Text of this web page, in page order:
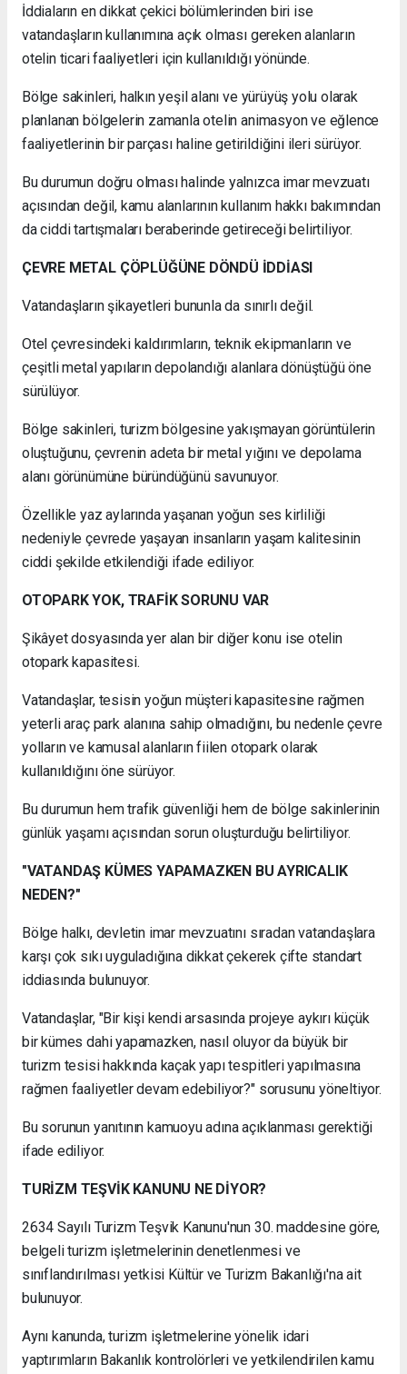
İddiaların en dikkat çekici bölümlerinden biri ise
vatandaşların kullanımına açık olması gereken alanların
otelin ticari faaliyetleri için kullanıldığı yönünde.
Bölge sakinleri, halkın yeşil alanı ve yürüyüş yolu olarak
planlanan bölgelerin zamanla otelin animasyon ve eğlence
faaliyetlerinin bir parçası haline getirildiğini ileri sürüyor.
Bu durumun doğru olması halinde yalnızca imar mevzuatı
açısından değil, kamu alanlarının kullanım hakkı bakımından
da ciddi tartışmaları beraberinde getireceği belirtiliyor.
ÇEVRE METAL ÇÖPLÜĞÜNE DÖNDÜ İDDİASI
Vatandaşların şikayetleri bununla da sınırlı değil.
Otel çevresindeki kaldırımların, teknik ekipmanların ve
çeşitli metal yapıların depolandığı alanlara dönüştüğü öne
sürülüyor.
Bölge sakinleri, turizm bölgesine yakışmayan görüntülerin
oluştuğunu, çevrenin adeta bir metal yığını ve depolama
alanı görünümüne büründüğünü savunuyor.
Özellikle yaz aylarında yaşanan yoğun ses kirliliği
nedeniyle çevrede yaşayan insanların yaşam kalitesinin
ciddi şekilde etkilendiği ifade ediliyor.
OTOPARK YOK, TRAFİK SORUNU VAR
Şikâyet dosyasında yer alan bir diğer konu ise otelin
otopark kapasitesi.
Vatandaşlar, tesisin yoğun müşteri kapasitesine rağmen
yeterli araç park alanına sahip olmadığını, bu nedenle çevre
yolların ve kamusal alanların fiilen otopark olarak
kullanıldığını öne sürüyor.
Bu durumun hem trafik güvenliği hem de bölge sakinlerinin
günlük yaşamı açısından sorun oluşturduğu belirtiliyor.
"VATANDAŞ KÜMES YAPAMAZKEN BU AYRICALIK
NEDEN?"
Bölge halkı, devletin imar mevzuatını sıradan vatandaşlara
karşı çok sıkı uyguladığına dikkat çekerek çifte standart
iddiasında bulunuyor.
Vatandaşlar, "Bir kişi kendi arsasında projeye aykırı küçük
bir kümes dahi yapamazken, nasıl oluyor da büyük bir
turizm tesisi hakkında kaçak yapı tespitleri yapılmasına
rağmen faaliyetler devam edebiliyor?" sorusunu yöneltiyor.
Bu sorunun yanıtının kamuoyu adına açıklanması gerektiği
ifade ediliyor.
TURİZM TEŞVİK KANUNU NE DİYOR?
2634 Sayılı Turizm Teşvik Kanunu'nun 30. maddesine göre,
belgeli turizm işletmelerinin denetlenmesi ve
sınıflandırılması yetkisi Kültür ve Turizm Bakanlığı'na ait
bulunuyor.
Aynı kanunda, turizm işletmelerine yönelik idari
yaptırımların Bakanlık kontrolörleri ve yetkilendirilen kamu